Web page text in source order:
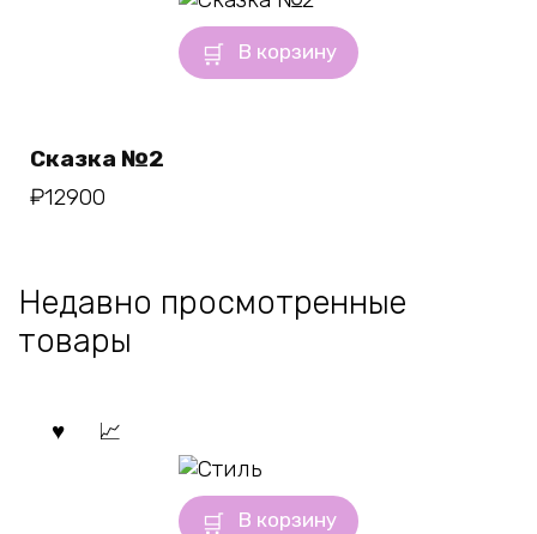
В корзину
Сказка №2
₽12900
Недавно просмотренные
товары
В корзину